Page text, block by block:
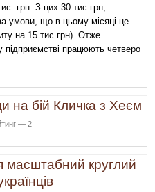
грн. З цих 30 тис грн,
умови, що в цьому місяці це
на 15 тис грн). Отже
працюють четверо
на бій Кличка з Хеєм
— 2
масштабний круглий